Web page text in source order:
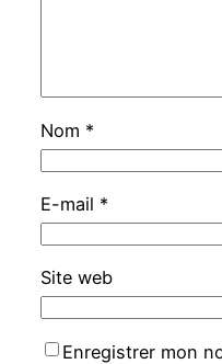
Nom *
E-mail *
Site web
Enregistrer mon